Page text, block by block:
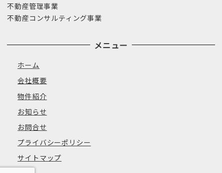
不動産管理事業
不動産コンサルティング事業
メニュー
ホーム
会社概要
物件紹介
お知らせ
お問合せ
プライバシーポリシー
サイトマップ